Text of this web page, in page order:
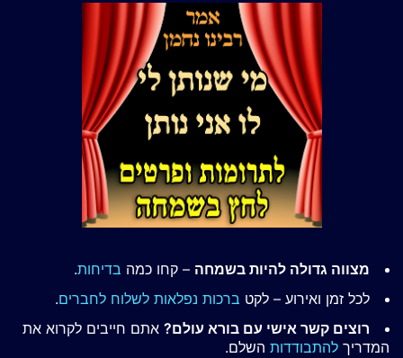
מצווה גדולה להיות בשמחה – קחו כמה בדיחות.
לכל זמן ואירוע – לקט ברכות נפלאות לשלוח לחברים.
רוצים קשר אישי עם בורא עולם? אתם חייבים לקרוא את
המדריך להתבודדות השלם.